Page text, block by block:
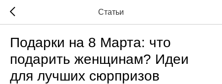
Статьи
Подарки на 8 Марта: что
подарить женщинам? Идеи
для лучших сюрпризов